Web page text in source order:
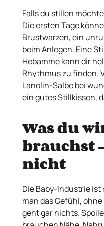
Falls du stillen
Die ersten Tage
Brustwarzen, ein
beim Anlegen. Eine
Hebamme kann dir
Rhythmus zu finden.
Lanolin-Salbe bei
ein gutes Stillkissen,
Was du
brauchst
nicht
Die Baby-Industrie
man das Gefühl,
geht gar nichts.